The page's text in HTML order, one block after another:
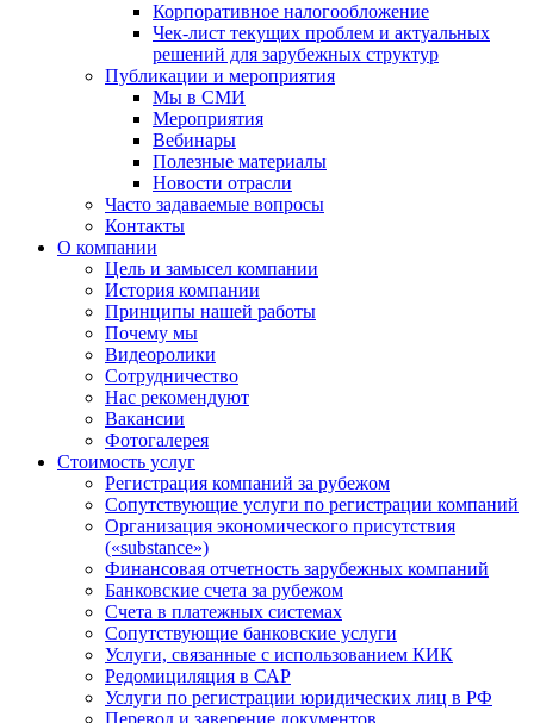
Корпоративное налогообложение
Чек-лист текущих проблем и актуальных
решений для зарубежных структур
Публикации и мероприятия
Мы в СМИ
Мероприятия
Вебинары
Полезные материалы
Новости отрасли
Часто задаваемые вопросы
Контакты
О компании
Цель и замысел компании
История компании
Принципы нашей работы
Почему мы
Видеоролики
Сотрудничество
Нас рекомендуют
Вакансии
Фотогалерея
Стоимость услуг
Регистрация компаний за рубежом
Сопутствующие услуги по регистрации компаний
Организация экономического присутствия
(«substance»)
Финансовая отчетность зарубежных компаний
Банковские счета за рубежом
Счета в платежных системах
Сопутствующие банковские услуги
Услуги, связанные с использованием КИК
Редомициляция в САР
Услуги по регистрации юридических лиц в РФ
Перевод и заверение документов